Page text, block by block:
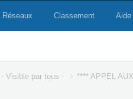
Réseaux Classement Aide
Visible par tous - **** APPEL